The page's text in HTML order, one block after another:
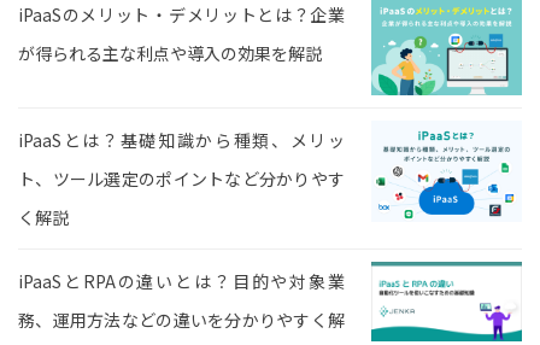
iPaaSのメリット・デメリットとは？企業
が得られる主な利点や導入の効果を解説
iPaaSとは？基礎知識から種類、メリッ
ト、ツール選定のポイントなど分かりやす
く解説
iPaaSとRPAの違いとは？目的や対象業
務、運用方法などの違いを分かりやすく解